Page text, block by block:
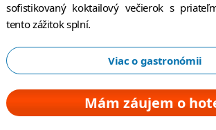
sofistikovaný koktailový večierok s
tento zážitok splní.
Viac o gastronómii
Mám záujem o